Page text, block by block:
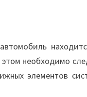
необходимо
элементов